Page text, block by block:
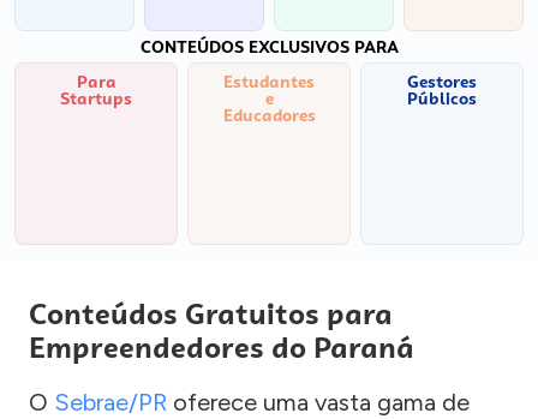
CONTEÚDOS EXCLUSIVOS PARA
Para
Startups
Estudantes
e
Educadores
Gestores
Públicos
Conteúdos Gratuitos para
Empreendedores do Paraná
O Sebrae/PR oferece uma vasta gama de